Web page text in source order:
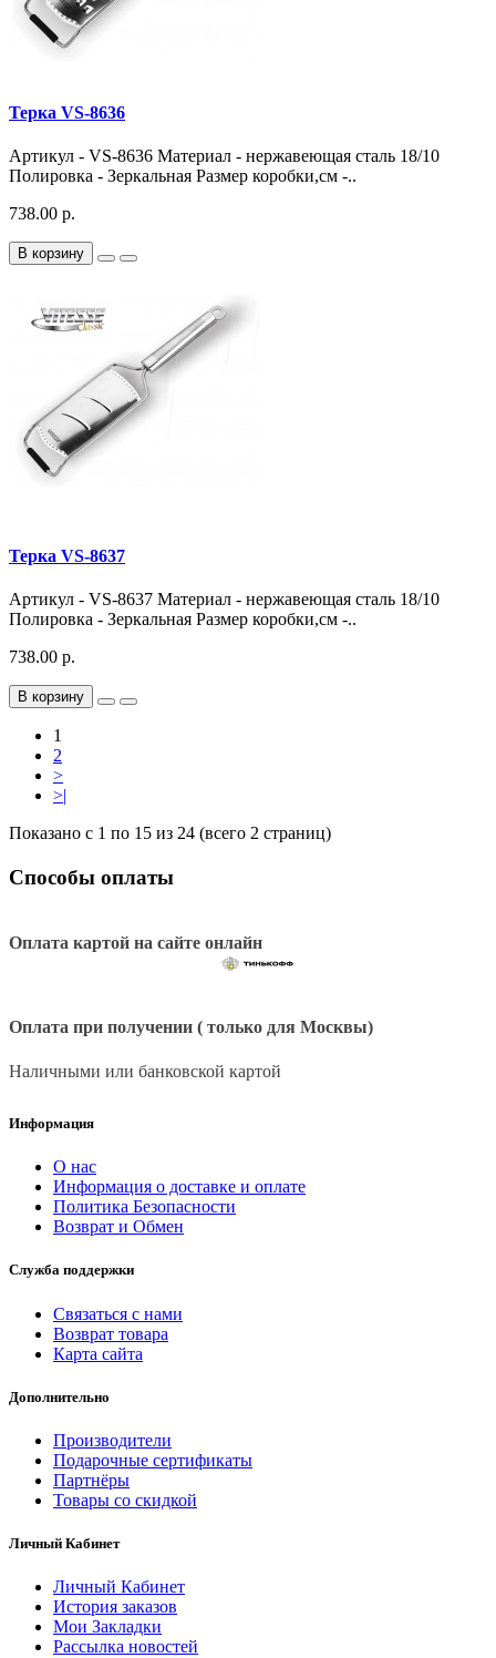
Терка VS-8636
Артикул - VS-8636 Материал - нержавеющая сталь 18/10
Полировка - Зеркальная Размер коробки,см -..
738.00 р.
В корзину
Терка VS-8637
Артикул - VS-8637 Материал - нержавеющая сталь 18/10
Полировка - Зеркальная Размер коробки,см -..
738.00 р.
В корзину
1
2
>
>|
Показано с 1 по 15 из 24 (всего 2 страниц)
Способы оплаты
Оплата картой на сайте онлайн
Оплата при получении ( только для Москвы)
Наличными или банковской картой
Информация
О нас
Информация о доставке и оплате
Политика Безопасности
Возврат и Обмен
Служба поддержки
Связаться с нами
Возврат товара
Карта сайта
Дополнительно
Производители
Подарочные сертификаты
Партнёры
Товары со скидкой
Личный Кабинет
Личный Кабинет
История заказов
Мои Закладки
Рассылка новостей